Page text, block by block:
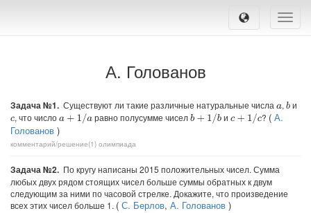
Toggle
А. Голованов
Задача №1. Существуют ли такие различные натуральные числа a, bи
c, что числоa+1/ a равно полусумме чиселb +1 b иc+1 c ? (А.
Голованов )
комментарий/решение(1) олимпиада
Задача №2. По кругу написаны 2015 положительных чисел. Сумма
любых двух рядом стоящих чисел больше суммы обратных к двум
следующим за ними по часовой стрелке. Докажите, что произведение
всех этих чисел больше 1. ( С. Берлов, А. Голованов )